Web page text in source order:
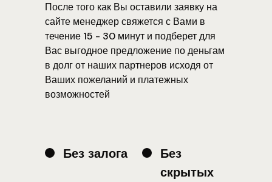
После того как Вы оставили заявку на
сайте менеджер свяжется с Вами в
течение 15 - 30 минут и подберет для
Вас выгодное предложение по деньгам
в долг от наших партнеров исходя от
Ваших пожеланий и платежных
возможностей
Без залога
Без
скрытых